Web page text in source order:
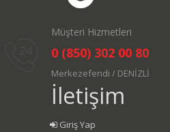
Müşteri Hizmetleri
0 (850) 302 00 80
Merkezefendi / DENİZLİ
İletişim
Giriş Yap